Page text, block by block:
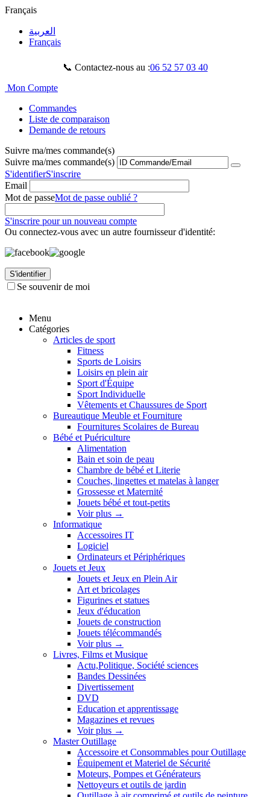
Français
العربية
Français
📞 Contactez-nous au :06 52 57 03 40
Mon Compte
Commandes
Liste de comparaison
Demande de retours
Suivre ma/mes commande(s)
Suivre ma/mes commande(s)
S'identifierS'inscrire
Email
Mot de passeMot de passe oublié ?
S'inscrire pour un nouveau compte
Ou connectez-vous avec un autre fournisseur d'identité:
S'identifier
Se souvenir de moi
Menu
Catégories
Articles de sport
Fitness
Sports de Loisirs
Loisirs en plein air
Sport d'Équipe
Sport Individuelle
Vêtements et Chaussures de Sport
Bureautique Meuble et Fourniture
Fournitures Scolaires de Bureau
Bébé et Puériculture
Alimentation
Bain et soin de peau
Chambre de bébé et Literie
Couches, lingettes et matelas à langer
Grossesse et Maternité
Jouets bébé et tout-petits
Voir plus →
Informatique
Accessoires IT
Logiciel
Ordinateurs et Périphériques
Jouets et Jeux
Jouets et Jeux en Plein Air
Art et bricolages
Figurines et statues
Jeux d'éducation
Jouets de construction
Jouets télécommandés
Voir plus →
Livres, Films et Musique
Actu,Politique, Société sciences
Bandes Dessinées
Divertissement
DVD
Education et apprentissage
Magazines et revues
Voir plus →
Master Outillage
Accessoire et Consommables pour Outillage
Équipement et Materiel de Sécurité
Moteurs, Pompes et Générateurs
Nettoyeurs et outils de jardin